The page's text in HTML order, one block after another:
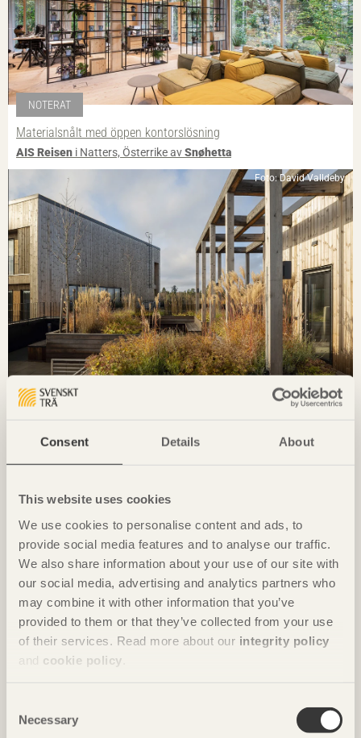
Consent Details About
This website uses cookies
We use cookies to personalise content and ads, to
provide social media features and to analyse our traffic.
We also share information about your use of our site with
our social media, advertising and analytics partners who
may combine it with other information that you’ve
provided to them or that they’ve collected from your use
of their services. Read more about our integrity policy
and cookie policy
Selection
Necessary
NOTERAT
Materialsnålt med öppen kontorslösning
AIS Reisen i Natters, Österrike avSnøhetta
Foto: David Valldeby
REPORTAGE
Botanikern i Uppsala av Axeloth arkitekter
Kunskapshuset